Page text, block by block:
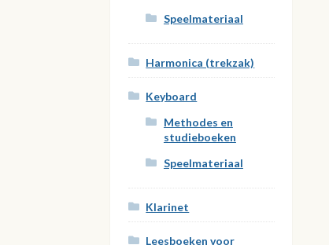
Speelmateriaal
Harmonica (trekzak)
Keyboard
Methodes en
studieboeken
Speelmateriaal
Klarinet
Leesboeken voor